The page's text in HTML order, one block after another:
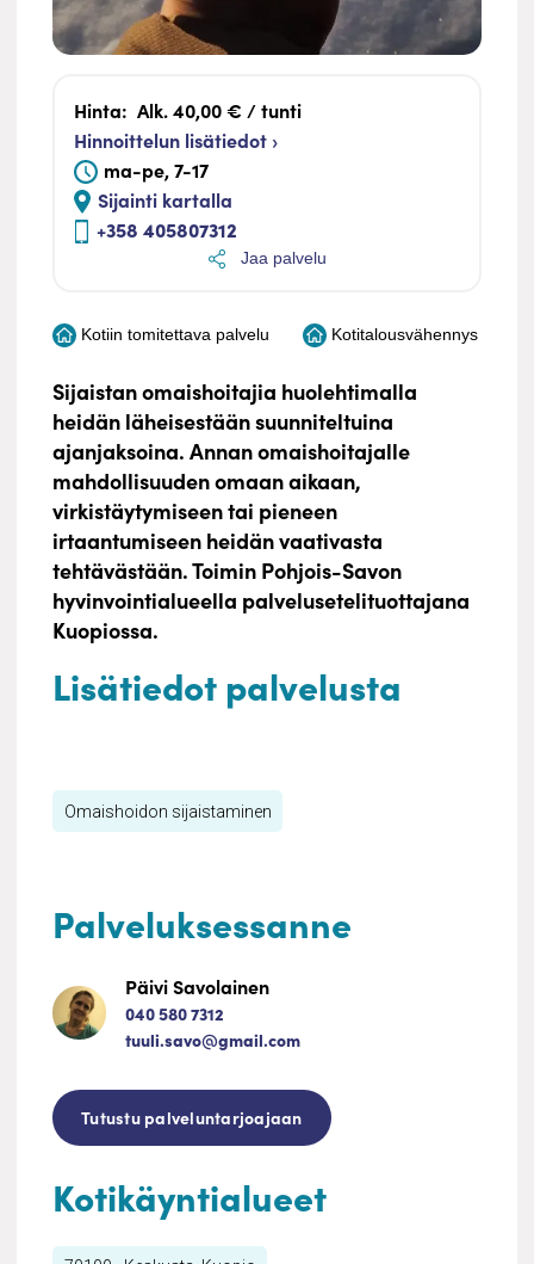
Hinta: Alk. 40,00 € / tunti
Hinnoittelun lisätiedot ›
ma-pe, 7-17
Sijainti kartalla
+358 405807312
Jaa palvelu
Kotiin tomitettava palvelu Kotitalousvähennys
Sijaistan omaishoitajia huolehtimalla
heidän läheisestään suunniteltuina
ajanjaksoina. Annan omaishoitajalle
mahdollisuuden omaan aikaan,
virkistäytymiseen tai pieneen
irtaantumiseen heidän vaativasta
tehtävästään. Toimin Pohjois-Savon
hyvinvointialueella palvelusetelituottajana
Kuopiossa.
Lisätiedot palvelusta
Omaishoidon sijaistaminen
Palveluksessanne
Päivi Savolainen
040 580 7312
tuuli.savo@gmail.com
Tutustu palveluntarjoajaan
Kotikäyntialueet